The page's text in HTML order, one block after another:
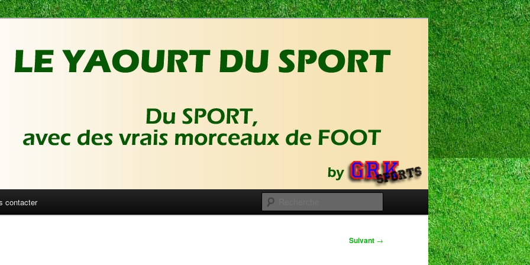
de foot | Gronique's Sports Blog
contacter
Suivant →